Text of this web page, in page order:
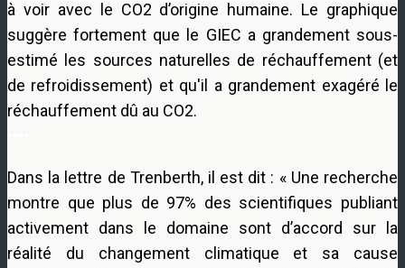
à voir avec le CO2 d’origine humaine. Le graphique
suggère fortement que le GIEC a grandement sous-
estimé les sources naturelles de réchauffement (et
de refroidissement) et qu'il a grandement exagéré le
réchauffement dû au CO2.
Dans la lettre de Trenberth, il est dit : « Une recherche
montre que plus de 97% des scientifiques publiant
activement dans le domaine sont d’accord sur la
réalité du changement climatique et sa cause